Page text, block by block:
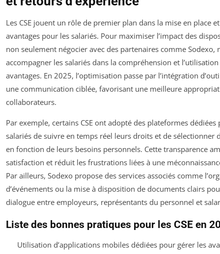
Les CSE jouent un rôle de premier plan dans la mise en place
avantages pour les salariés. Pour maximiser l’impact des
non seulement négocier avec des partenaires comme Sodexo,
accompagner les salariés dans la compréhension et l’utilisation
avantages. En 2025, l’optimisation passe par l’intégration
une communication ciblée, favorisant une meilleure
collaborateurs.
Par exemple, certains CSE ont adopté des plateformes
salariés de suivre en temps réel leurs droits et de sélectionner
en fonction de leurs besoins personnels. Cette transparence
satisfaction et réduit les frustrations liées à une
Par ailleurs, Sodexo propose des services associés comme
d’événements ou la mise à disposition de documents clairs
dialogue entre employeurs, représentants du personnel et
Liste des bonnes pratiques pour les CSE en
Utilisation d’applications mobiles dédiées pour gérer les